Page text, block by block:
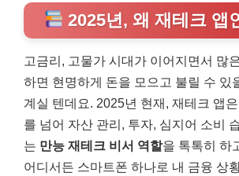
2025년, 왜 재테크 앱
고금리, 고물가 시대가 이어지면서 많
하면 현명하게 돈을 모으고 불릴 수 있
계실 텐데요. 2025년 현재, 재테크 앱
를 넘어 자산 관리, 투자, 심지어 소비
는 만능 재테크 비서 역할을 톡톡히 하
어디서든 스마트폰 하나로 내 금융 상